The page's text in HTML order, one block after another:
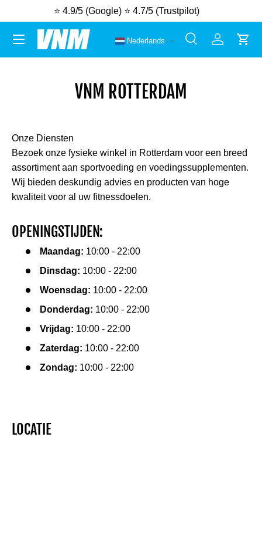
Ga naar inhoud
4.7/5 (Trustpilot) 📦Gratis verzending
Zoeken
ZoekenInloggen
Nederlands
Menu
VNM ROTTERDAM
Onze Diensten
Bezoek onze fysieke winkel in Rotterdam voor een breed
assortiment aan sportvoeding en voedingssupplementen.
Wij bieden deskundig advies en producten van hoge
kwaliteit voor al uw fitnessdoelen.
OPENINGSTIJDEN:
Maandag: 10:00 - 22:00
Dinsdag: 10:00 - 22:00
Woensdag: 10:00 - 22:00
Donderdag: 10:00 - 22:00
Vrijdag: 10:00 - 22:00
Zaterdag: 10:00 - 22:00
Zondag: 10:00 - 22:00
LOCATIE